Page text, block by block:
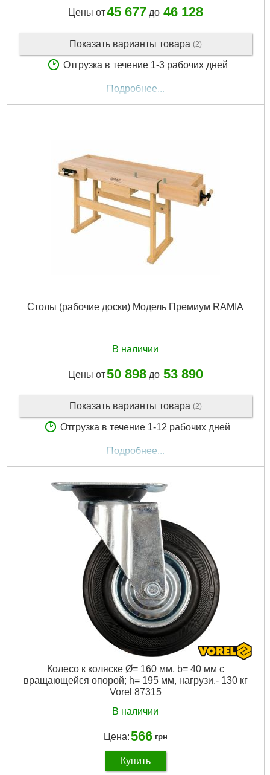
Цены от45 677до 46 128
Показать варианты товара (2)
Отгрузка в течение 1-3 рабочих дней
Подробнее...
Столы (рабочие доски) Модель Премиум RAMIA
В наличии
Цены от50 898до 53 890
Показать варианты товара (2)
Отгрузка в течение 1-12 рабочих дней
Подробнее...
Колесо к коляске Ø= 160 мм, b= 40 мм с
вращающейся опорой; h= 195 мм, нагрузи.- 130 кг
Vorel 87315
В наличии
Цена:566 грн
Купить